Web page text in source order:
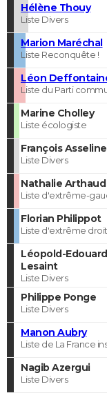
Hélène Thouy
Liste Divers
Marion Maréchal
Liste Reconquête !
Léon
Liste du Parti
Marine Cholley
Liste écologiste
François
Liste Divers
Nathalie Arthaud
Liste d'extrême-
Florian Philippot
Liste d'extrême
Léopold-
Lesaint
Liste Divers
Philippe Ponge
Liste Divers
Manon Aubry
Liste de La France
Nagib Azergui
Liste Divers